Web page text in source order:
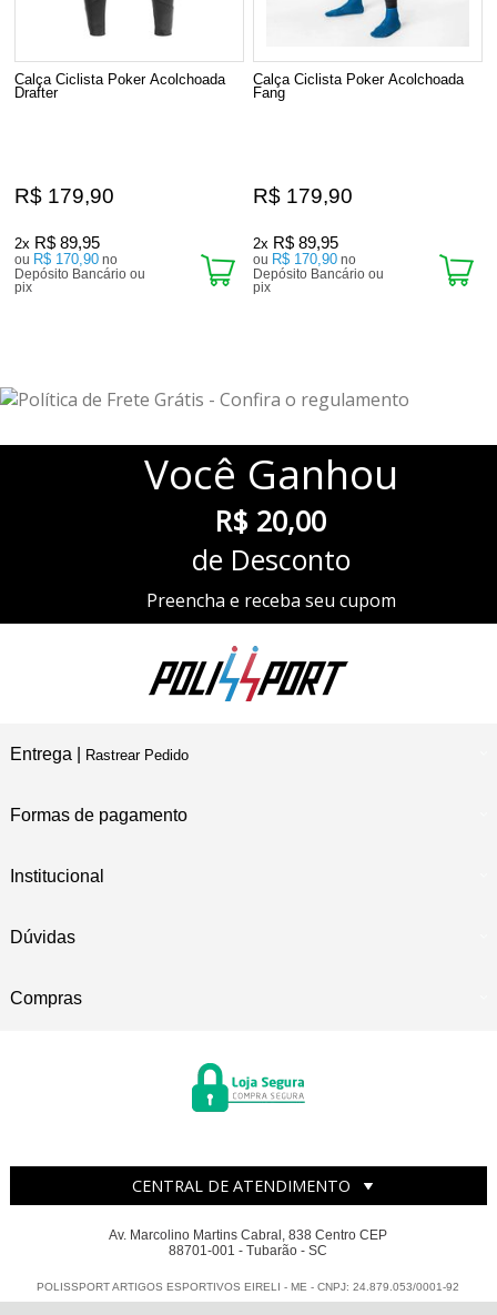
Calça Ciclista Poker Acolchoada
Drafter
R$ 179,90
2x R$ 89,95
ou R$ 170,90 no
Depósito Bancário ou
pix
Calça Ciclista Poker Acolchoada
Fang
R$ 179,90
2x R$ 89,95
ou R$ 170,90 no
Depósito Bancário ou
pix
Você Ganhou
R$ 20,00
de Desconto
Preencha e receba seu cupom
Entrega | Rastrear Pedido
Formas de pagamento
Institucional
Dúvidas
Compras
CENTRAL DE ATENDIMENTO
Av. Marcolino Martins Cabral, 838 Centro CEP
88701-001 - Tubarão - SC
POLISSPORT ARTIGOS ESPORTIVOS EIRELI - ME - CNPJ: 24.879.053/0001-92